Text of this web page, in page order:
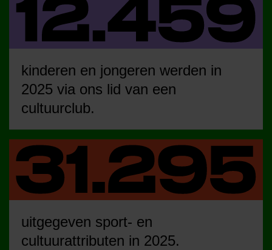
kinderen en jongeren werden in
2025 via ons lid van een
cultuurclub.
uitgegeven sport- en
cultuurattributen in 2025.